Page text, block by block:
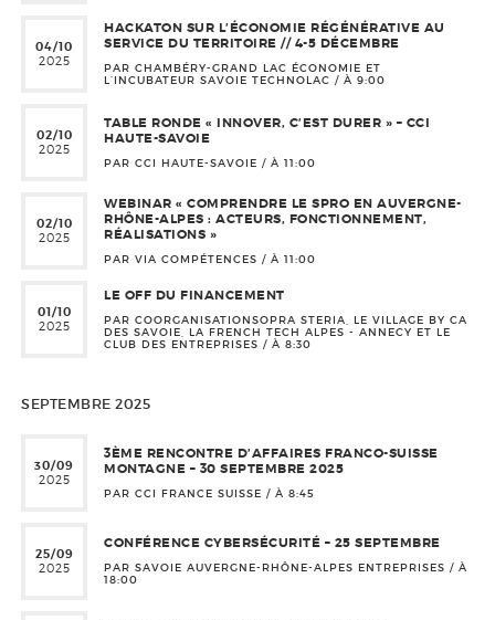
04/10
2025
HACKATON SUR L’ÉCONOMIE RÉGÉNÉRATIVE AU
SERVICE DU TERRITOIRE // 4-5 DÉCEMBRE
PAR CHAMBÉRY-GRAND LAC ÉCONOMIE ET
L’INCUBATEUR SAVOIE TECHNOLAC / À 9:00
02/10
2025
TABLE RONDE « INNOVER, C’EST DURER » – CCI
HAUTE-SAVOIE
PAR CCI HAUTE-SAVOIE / À 11:00
02/10
2025
WEBINAR « COMPRENDRE LE SPRO EN AUVERGNE-
RHÔNE-ALPES : ACTEURS, FONCTIONNEMENT,
RÉALISATIONS »
PAR VIA COMPÉTENCES / À 11:00
01/10
2025
LE OFF DU FINANCEMENT
PAR COORGANISATIONSOPRA STERIA, LE VILLAGE BY CA
DES SAVOIE, LA FRENCH TECH ALPES - ANNECY ET LE
CLUB DES ENTREPRISES / À 8:30
SEPTEMBRE 2025
30/09
2025
3ÈME RENCONTRE D’AFFAIRES FRANCO-SUISSE
MONTAGNE – 30 SEPTEMBRE 2025
PAR CCI FRANCE SUISSE / À 8:45
25/09
2025
CONFÉRENCE CYBERSÉCURITÉ – 25 SEPTEMBRE
PAR SAVOIE AUVERGNE-RHÔNE-ALPES ENTREPRISES / À
18:00